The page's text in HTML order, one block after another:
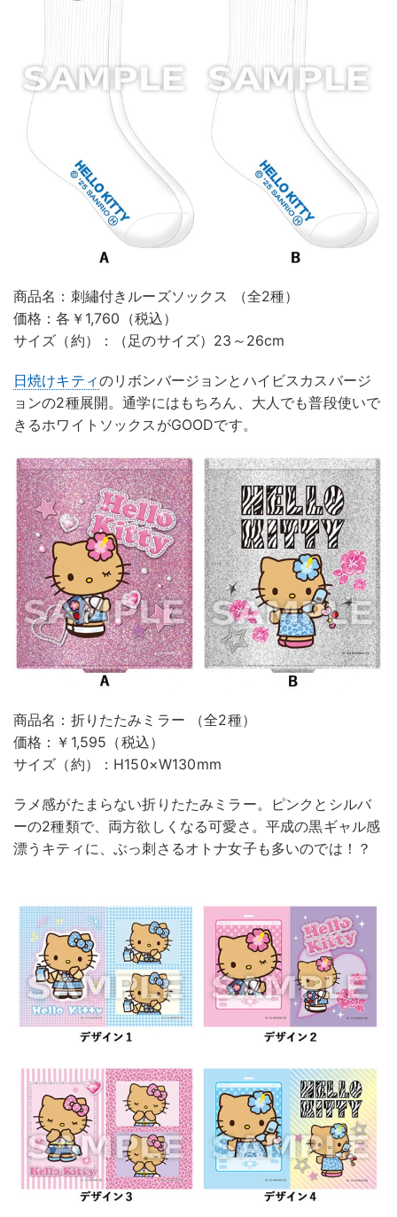
商品名：刺繡付きルーズソックス （全2種）
価格：各￥1,760（税込）
サイズ（約）：（足のサイズ）23～26cm
日焼けキティのリボンバージョンとハイビスカスバージ
ョンの2種展開。通学にはもちろん、大人でも普段使いで
きるホワイトソックスがGOODです。
商品名：折りたたみミラー （全2種）
価格：￥1,595（税込）
サイズ（約）：H150×W130mm
ラメ感がたまらない折りたたみミラー。ピンクとシルバ
ーの2種類で、両方欲しくなる可愛さ。平成の黒ギャル感
漂うキティに、ぶっ刺さるオトナ女子も多いのでは！？